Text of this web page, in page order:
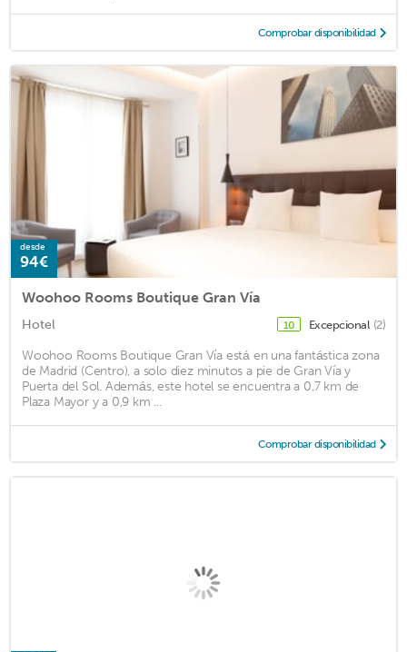
Comprobar disponibilidad
desde
94€
Woohoo Rooms Boutique Gran Vía
Hotel 10 Excepcional (2)
Woohoo Rooms Boutique Gran Vía está en una fantástica zona
de Madrid (Centro), a solo diez minutos a pie de Gran Vía y
Puerta del Sol. Además, este hotel se encuentra a 0,7 km de
Plaza Mayor y a 0,9 km ...
Comprobar disponibilidad